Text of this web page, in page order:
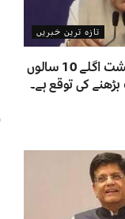
تازہ ترین خبریں
بھارت کی خلائی معیشت اگلے 10 سالوں
تک بڑھنے کی توقع ہے۔